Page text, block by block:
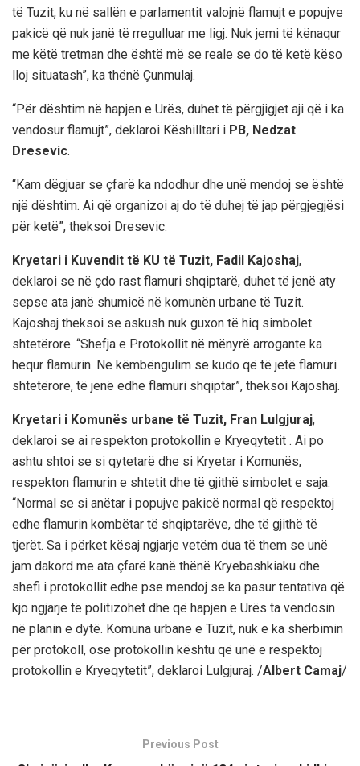
të Tuzit, ku në sallën e parlamentit valojnë flamujt e popujve
pakicë që nuk janë të rregulluar me ligj. Nuk jemi të kënaqur
me këtë tretman dhe është më se reale se do të ketë këso
lloj situatash”, ka thënë Çunmulaj.
“Për dështim në hapjen e Urës, duhet të përgjigjet aji që i ka
vendosur flamujt”, deklaroi Këshilltari i PB, Nedzat
Dresevic.
“Kam dëgjuar se çfarë ka ndodhur dhe unë mendoj se është
një dështim. Ai që organizoi aj do të duhej të jap përgjegjësi
për ketë”, theksoi Dresevic.
Kryetari i Kuvendit të KU të Tuzit, Fadil Kajoshaj,
deklaroi se në çdo rast flamuri shqiptarë, duhet të jenë aty
sepse ata janë shumicë në komunën urbane të Tuzit.
Kajoshaj theksoi se askush nuk guxon të hiq simbolet
shtetërore. “Shefja e Protokollit në mënyrë arrogante ka
hequr flamurin. Ne këmbëngulim se kudo që të jetë flamuri
shtetërore, të jenë edhe flamuri shqiptar”, theksoi Kajoshaj.
Kryetari i Komunës urbane të Tuzit, Fran Lulgjuraj,
deklaroi se ai respekton protokollin e Kryeqytetit . Ai po
ashtu shtoi se si qytetarë dhe si Kryetar i Komunës,
respekton flamurin e shtetit dhe të gjithë simbolet e saja.
“Normal se si anëtar i popujve pakicë normal që respektoj
edhe flamurin kombëtar të shqiptarëve, dhe të gjithë të
tjerët. Sa i përket kësaj ngjarje vetëm dua të them se unë
jam dakord me ata çfarë kanë thënë Kryebashkiaku dhe
shefi i protokollit edhe pse mendoj se ka pasur tentativa që
kjo ngjarje të politizohet dhe që hapjen e Urës ta vendosin
në planin e dytë. Komuna urbane e Tuzit, nuk e ka shërbimin
për protokoll, ose protokollin kështu që unë e respektoj
protokollin e Kryeqytetit”, deklaroi Lulgjuraj. /Albert Camaj/
Previous Post